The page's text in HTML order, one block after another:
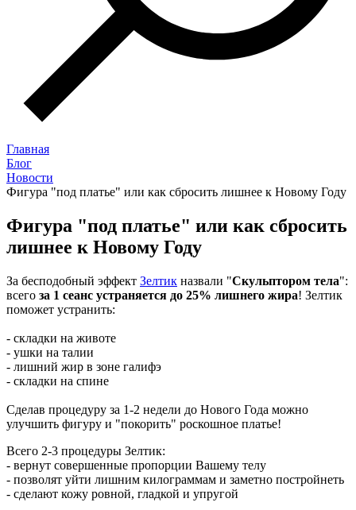
Главная
Блог
Новости
Фигура "под платье" или как сбросить лишнее к Новому Году
Фигура "под платье" или как сбросить
лишнее к Новому Году
За бесподобный эффект Зелтик назвали "Скульптором тела":
всего за 1 сеанс устраняется до 25% лишнего жира! Зелтик
поможет устранить:
- складки на животе
- ушки на талии
- лишний жир в зоне галифэ
- складки на спине
Сделав процедуру за 1-2 недели до Нового Года можно
улучшить фигуру и "покорить" роскошное платье!
Всего 2-3 процедуры Зелтик:
- вернут совершенные пропорции Вашему телу
- позволят уйти лишним килограммам и заметно постройнеть
- сделают кожу ровной, гладкой и упругой